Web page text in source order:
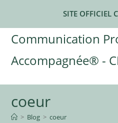
content
SITE OFFICIEL
Communication
Accompagnée® -
coeur
> Blog > coeur